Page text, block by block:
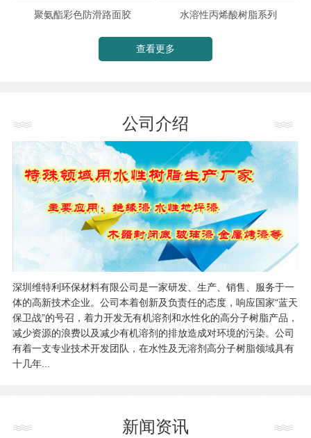
聚氨酯彩色防滑路面胶 水溶性丙烯酸树脂系列
查看更多
公司介绍
深圳维特利环保材料有限公司是一家研发、生产、销售、服务于一
体的高新技术企业。公司本着创新及负责任的态度，响应国家“蓝天
保卫战”的号召，着力开发无有机溶剂和水性化的高分子树脂产品，
减少资源的浪费以及减少有机溶剂的排放造成对环境的污染。公司
有着一支专业技术开发团队，在水性及无溶剂高分子树脂领域具有
十几年...
新闻资讯